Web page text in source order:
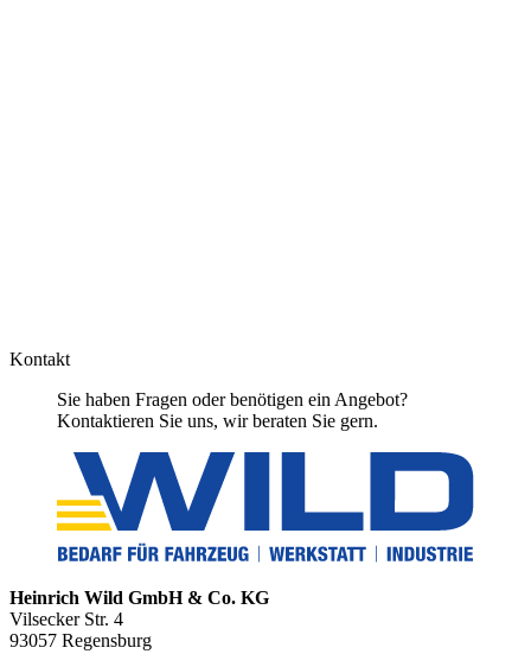
Kontakt
Sie haben Fragen oder benötigen ein Angebot?
Kontaktieren Sie uns, wir beraten Sie gern.
Heinrich Wild GmbH & Co. KG
Vilsecker Str. 4
93057 Regensburg